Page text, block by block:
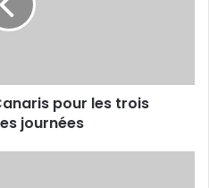
pour les trois
journées